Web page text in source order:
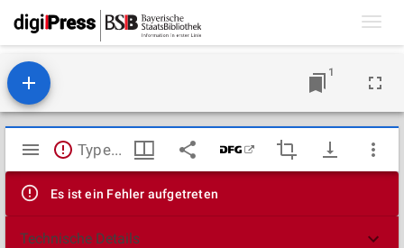
1
Mirador
Viewer
TypeError: Failed to fetch
Es ist ein Fehler aufgetreten
Technische Details